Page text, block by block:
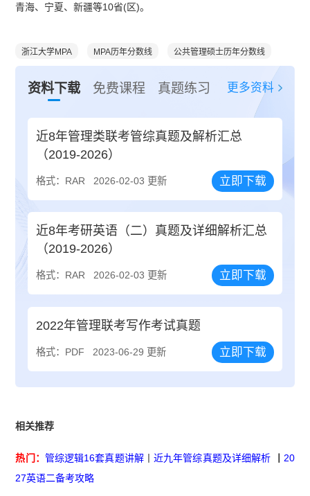
青海、宁夏、新疆等10省(区)。
浙江大学MPA MPA历年分数线 公共管理硕士历年分数线
资料下载 免费课程 真题练习 更多资料
近8年管理类联考管综真题及解析汇总
（2019-2026）
格式：RAR 2026-02-03 更新 立即下载
近8年考研英语（二）真题及详细解析汇总
（2019-2026）
格式：RAR 2026-02-03 更新 立即下载
2022年管理联考写作考试真题
格式：PDF 2023-06-29 更新 立即下载
相关推荐
热门： 管综逻辑16套真题讲解丨近九年管综真题及详细解析
20
27英语二备考攻略